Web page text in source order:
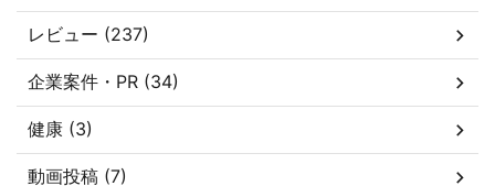
レビュー (237)
企業案件・PR (34)
健康 (3)
動画投稿 (7)